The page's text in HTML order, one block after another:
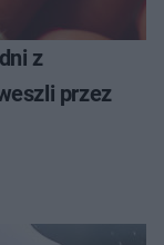
z
przez